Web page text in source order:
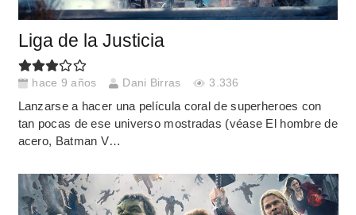
Liga de la Justicia
hace 9 años Dani Birras 3.336
Lanzarse a hacer una película coral de superheroes con
tan pocas de ese universo mostradas (véase El hombre de
acero, Batman V…